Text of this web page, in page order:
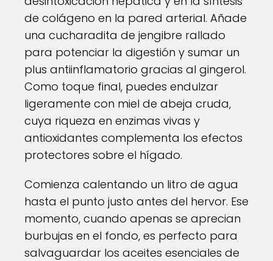
de colágeno en la pared arterial. Añade
una cucharadita de jengibre rallado
para potenciar la digestión y sumar un
plus antiinflamatorio gracias al gingerol.
Como toque final, puedes endulzar
ligeramente con miel de abeja cruda,
cuya riqueza en enzimas vivas y
antioxidantes complementa los efectos
protectores sobre el hígado.
Comienza calentando un litro de agua
hasta el punto justo antes del hervor. Ese
momento, cuando apenas se aprecian
burbujas en el fondo, es perfecto para
salvaguardar los aceites esenciales de